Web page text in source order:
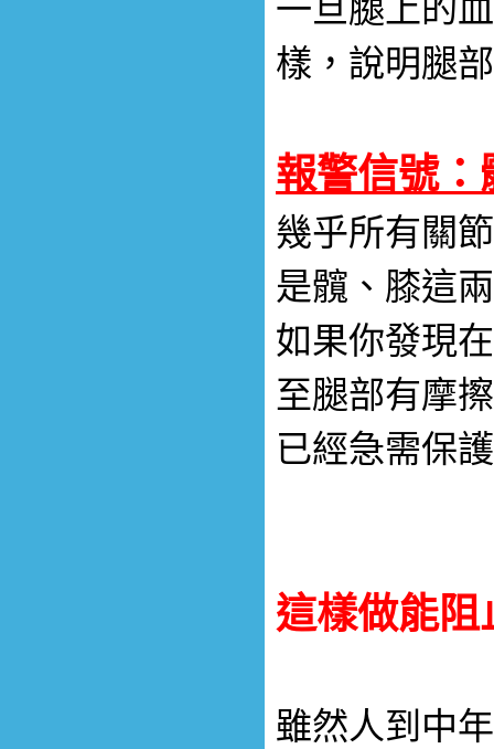
一旦腿上的
樣，說明腿
報警信號：
幾乎所有關
是髖、膝這
如果你發現
至腿部有摩
已經急需保
這樣做能阻
雖然人到中